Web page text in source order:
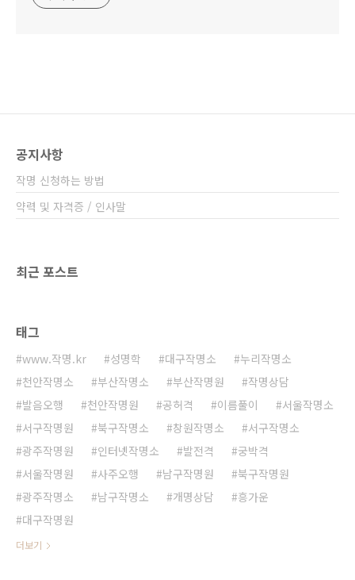
공지사항
작명 신청하는 방법
약력 및 자격증 / 인사말
최근 포스트
태그
www.작명.kr 성명학 대구작명소
누리작명소
천안작명소
부산작명소 부산작명원
작명상담
발음오행
천안작명원 공허격 이름풀이
서울작명소
서구작명원
북구작명소 창원작명소
서구작명소
광주작명원
인터넷작명소 발전격
궁박격
서울작명원
사주오행 남구작명원
북구작명원
광주작명소
남구작명소 개명상담
흥가운
대구작명원
더보기